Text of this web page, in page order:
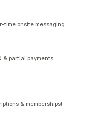
time onsite messaging
& partial payments
& memberships!